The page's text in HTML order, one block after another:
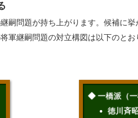
嗣問題が持ち上がります。候補に挙
軍継嗣問題の対立構図は以下のとお
◆ 一橋派（一
徳川斉